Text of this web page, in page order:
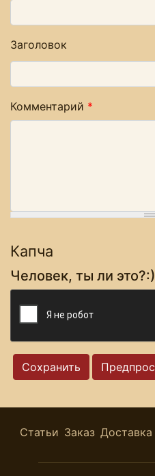
Заголовок
Комментарий *
Капча
Человек, ты ли это?:)
Статьи Заказ Доставка